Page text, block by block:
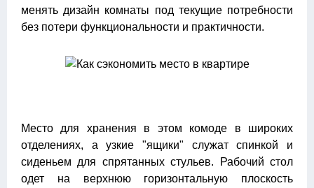
менять дизайн комнаты под текущие потребности
без потери функциональности и практичности.
Место для хранения в этом комоде в широких
отделениях, а узкие "ящики" служат спинкой и
сиденьем для спрятанных стульев. Рабочий стол
одет на верхнюю горизонтальную плоскость